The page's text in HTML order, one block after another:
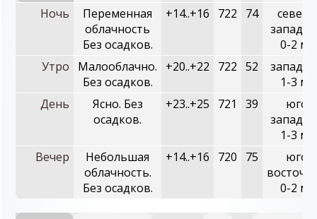
Ночь
Переменная
облачность
Без осадков.
+14..+16 722 74
0-2 м/с
Утро
Малооблачно.
Без осадков.
+20..+22 722 52
1-3 м/с
День
Ясно. Без
осадков.
+23..+25 721 39
юго-
1-3 м/с
Вечер
Небольшая
облачность.
Без осадков.
+14..+16 720 75
юго-
0-2 м/с